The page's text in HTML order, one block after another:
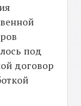
под
договор